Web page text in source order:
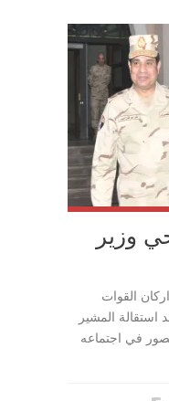
وزير
القوات
استقالة المشير
في اجتماعه